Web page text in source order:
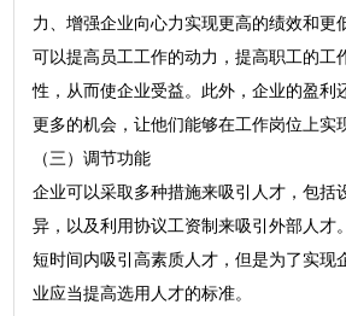
力、增强企业向心力实现更高的绩效和更
可以提高员工工作的动力，提高职工的工
性，从而使企业受益。此外，企业的盈利
更多的机会，让他们能够在工作岗位上实
（三）调节功能
企业可以采取多种措施来吸引人才，包括
异，以及利用协议工资制来吸引外部人才
短时间内吸引高素质人才，但是为了实现
业应当提高选用人才的标准。